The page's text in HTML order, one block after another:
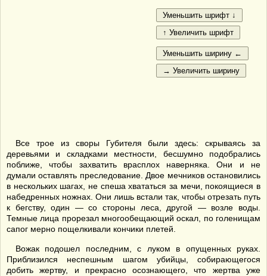
Все трое из своры Губителя были здесь: скрываясь за
деревьями и складками местности, бесшумно подобрались
поближе, чтобы захватить врасплох наверняка. Они и не
думали оставлять преследование. Двое мечников остановились
в нескольких шагах, не спеша хвататься за мечи, покоящиеся в
набедренных ножнах. Они лишь встали так, чтобы отрезать путь
к бегству, один — со стороны леса, другой — возле воды.
Темные лица прорезал многообещающий оскал, по голенищам
сапог мерно пощелкивали кончики плетей.
Вожак подошел последним, с луком в опущенных руках.
Приблизился неспешным шагом убийцы, собирающегося
добить жертву, и прекрасно осознающего, что жертва уже